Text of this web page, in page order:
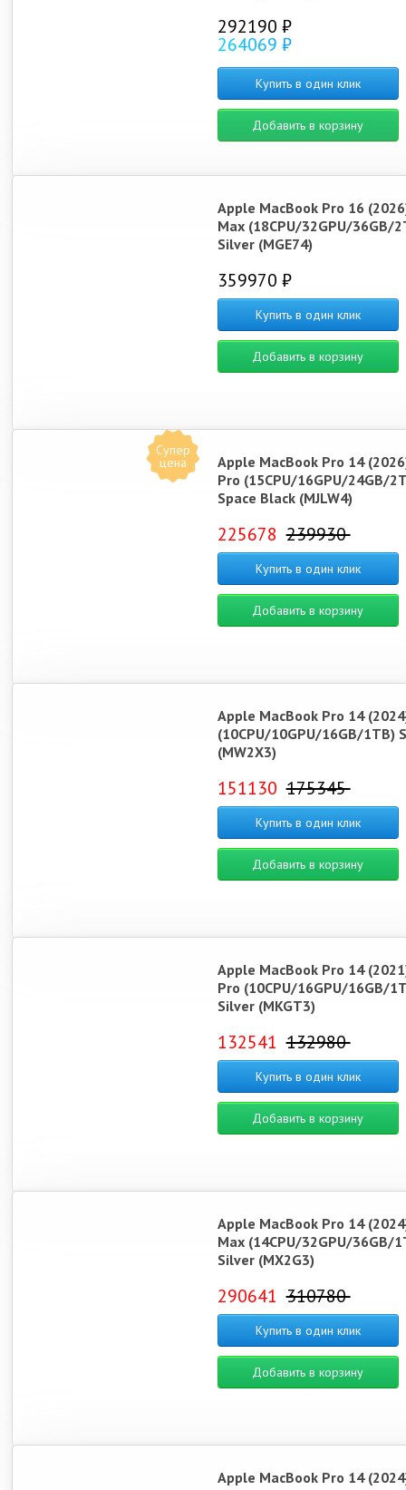
292190 ₽
264069 ₽
Купить в один клик
Добавить в корзину
Apple MacBook Pro 16
Max (18CPU/32GPU/36GB/
Silver (MGE74)
359970 ₽
Купить в один клик
Добавить в корзину
Супер
цена
Apple MacBook Pro 14
Pro (15CPU/16GPU/24GB/
Space Black (MJLW4)
225678 239930
Купить в один клик
Добавить в корзину
Apple MacBook Pro 14
(10CPU/10GPU/16GB/1TB)
(MW2X3)
151130 175345
Купить в один клик
Добавить в корзину
Apple MacBook Pro 14
Pro (10CPU/16GPU/16GB/
Silver (MKGT3)
132541 132980
Купить в один клик
Добавить в корзину
Apple MacBook Pro 14
Max (14CPU/32GPU/36GB/
Silver (MX2G3)
290641 310780
Купить в один клик
Добавить в корзину
Apple MacBook Pro 14